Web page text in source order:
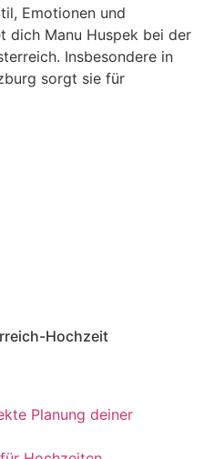
Emotionen und
dich Manu Huspek bei der
Insbesondere in
sorgt sie für
Hochzeit
Planung deiner